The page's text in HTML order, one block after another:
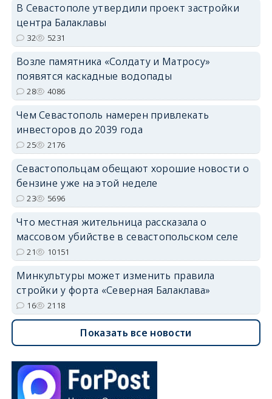
В Севастополе утвердили проект застройки
центра Балаклавы
32 5231
Возле памятника «Солдату и Матросу»
появятся каскадные водопады
28 4086
Чем Севастополь намерен привлекать
инвесторов до 2039 года
25 2176
Севастопольцам обещают хорошие новости о
бензине уже на этой неделе
23 5696
Что местная жительница рассказала о
массовом убийстве в севастопольском селе
21 10151
Минкультуры может изменить правила
стройки у форта «Северная Балаклава»
16 2118
Показать все новости